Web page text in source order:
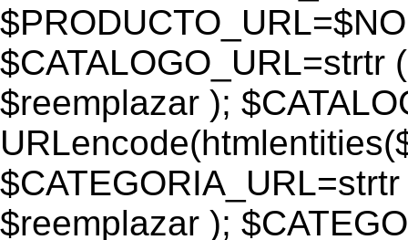
$CATALOGO_URL=strtr
$reemplazar );
$reemplazar );